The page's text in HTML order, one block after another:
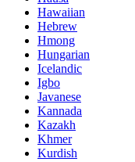
Hawaiian
Hebrew
Hmong
Hungarian
Icelandic
Igbo
Javanese
Kannada
Kazakh
Khmer
Kurdish